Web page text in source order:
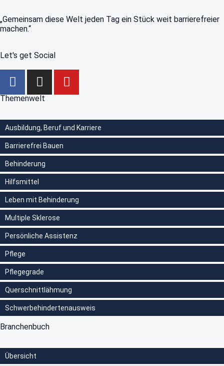
„Gemeinsam diese Welt jeden Tag ein Stück weit barrierefreier
machen.“
Let's get Social
Themenwelt
Ausbildung, Beruf und Karriere
Barrierefrei Bauen
Behinderung
Hilfsmittel
Leben mit Behinderung
Multiple Sklerose
Persönliche Assistenz
Pflege
Pflegegrade
Querschnittlähmung
Schwerbehindertenausweis
Branchenbuch
Übersicht